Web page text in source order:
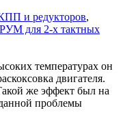
и редукторов,
для 2-х тактных
температурах он
двигателя.
же эффект был на
проблемы